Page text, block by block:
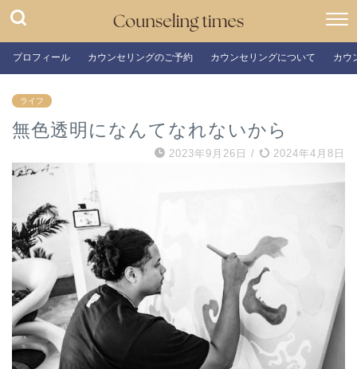
プロフィール カウンセリングのご予約 カウンセリングについて カウ
ライフ
無色透明になんてなれないから
2023年9月26日 / 2024年4月8日